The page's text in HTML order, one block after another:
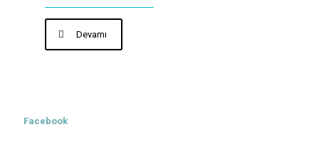
Devamı
Facebook